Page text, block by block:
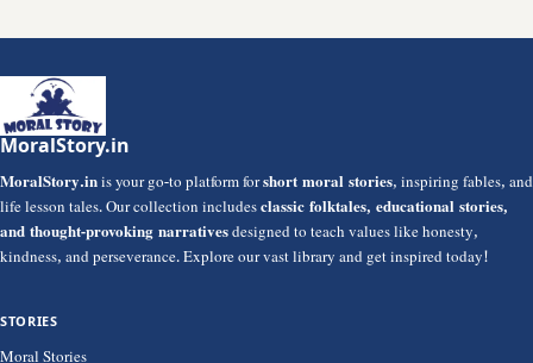
MoralStory.in
MoralStory.inis your go-to platform forshort moral stories, inspiring fables, and
life lesson tales. Our collection includesclassic folktales, educational stories,
and thought-provoking narrativesdesigned to teach values like honesty,
kindness, and perseverance. Explore our vast library and get inspired today!
STORIES